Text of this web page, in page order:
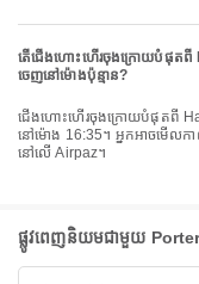
តើជើងហោះហើរចុងក្រោយបំផុត
ចេញនៅម៉ោងប៉ុន្មាន?
ជើងហោះហើរចុងក្រោយបំផុតពី Halifax ទៅ Toronto ជាមួយ Porter Airlines ចេញដំណើរ
នៅម៉ោង 16:35។ អ្នកអាចមើលក
នៅលើ Airpaz។
ផ្លូវពេញនិយមជាមួយ